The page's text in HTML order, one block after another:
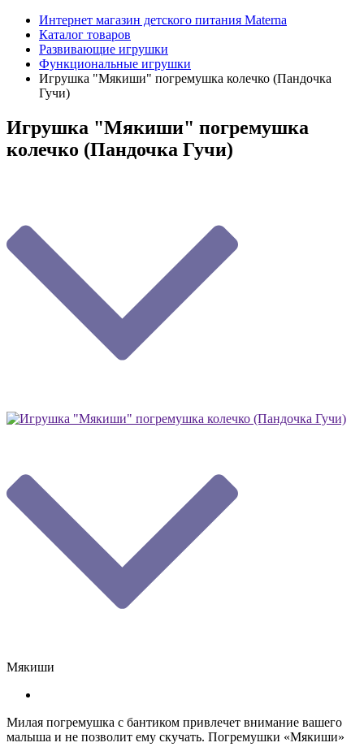
Интернет магазин детского питания Materna
Каталог товаров
Развивающие игрушки
Функциональные игрушки
Игрушка "Мякиши" погремушка колечко (Пандочка
Гучи)
Игрушка "Мякиши" погремушка
колечко (Пандочка Гучи)
Мякиши
Милая погремушка с бантиком привлечет внимание вашего
малыша и не позволит ему скучать. Погремушки «Мякиши»